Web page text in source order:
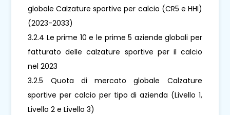
globale Calzature sportive per calcio (CR5 e HHI)
(2023-2033)
3.2.4 Le prime 10 e le prime 5 aziende globali per
fatturato delle calzature sportive per il calcio
nel 2023
3.2.5 Quota di mercato globale Calzature
sportive per calcio per tipo di azienda (Livello 1,
Livello 2 e Livello 3)